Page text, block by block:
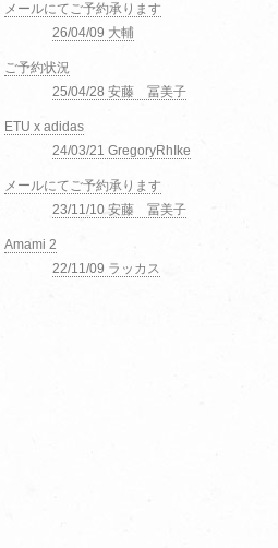
メールにてご予約承ります
26/04/09 大輔
ご予約状況
25/04/28 安藤 冨美子
ETU x adidas
24/03/21 GregoryRhIke
メールにてご予約承ります
23/11/10 安藤 冨美子
Amami 2
22/11/09 ラッカス